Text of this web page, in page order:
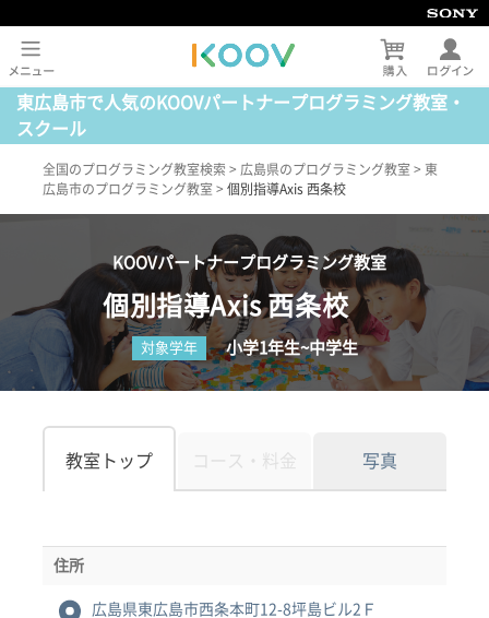
東広島市で人気のKOOVパートナープログラミング教室・
スクール
全国のプログラミング教室検索 > 広島県のプログラミング教室 > 東
広島市のプログラミング教室 > 個別指導Axis 西条校
KOOVパートナープログラミング教室
個別指導Axis 西条校
対象学年 小学1年生~中学生
教室トップ コース・料金 写真
住所
広島県東広島市西条本町12-8坪島ビル2Ｆ